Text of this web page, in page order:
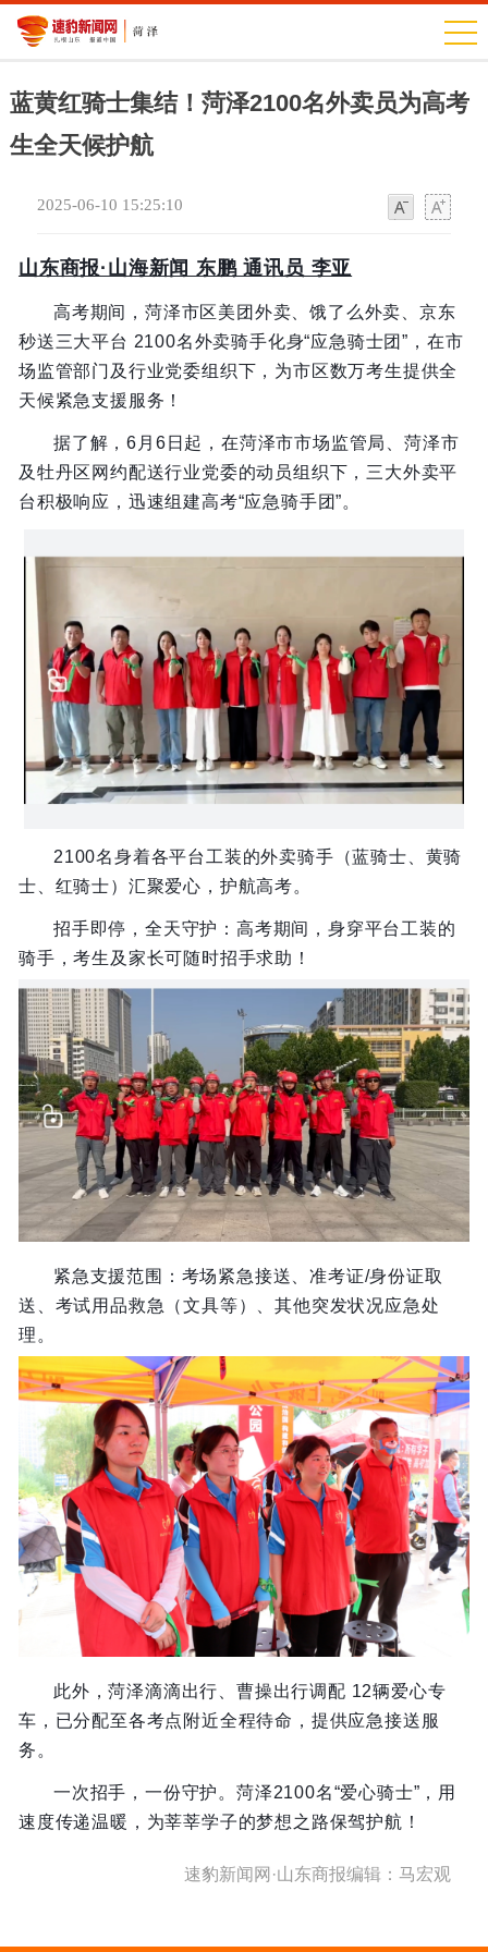
蓝黄红骑士集结！菏泽2100名外卖员为高考
生全天候护航
2025-06-10 15:25:10
山东商报·山海新闻 东鹏 通讯员 李亚
高考期间，菏泽市区美团外卖、饿了么外卖、京东
秒送三大平台 2100名外卖骑手化身“应急骑士团”，在市
场监管部门及行业党委组织下，为市区数万考生提供全
天候紧急支援服务！
据了解，6月6日起，在菏泽市市场监管局、菏泽市
及牡丹区网约配送行业党委的动员组织下，三大外卖平
台积极响应，迅速组建高考“应急骑手团”。
2100名身着各平台工装的外卖骑手（蓝骑士、黄骑
士、红骑士）汇聚爱心，护航高考。
招手即停，全天守护：高考期间，身穿平台工装的
骑手，考生及家长可随时招手求助！
紧急支援范围：考场紧急接送、准考证/身份证取
送、考试用品救急（文具等）、其他突发状况应急处
理。
此外，菏泽滴滴出行、曹操出行调配 12辆爱心专
车，已分配至各考点附近全程待命，提供应急接送服
务。
一次招手，一份守护。菏泽2100名“爱心骑士”，用
速度传递温暖，为莘莘学子的梦想之路保驾护航！
速豹新闻网·山东商报编辑：马宏观